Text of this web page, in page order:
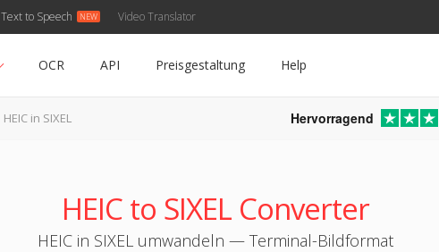
Text to Speech Video Translator
OCR API Preisgestaltung Help
HEIC in SIXEL Hervorragend
HEIC to SIXEL Converter
HEIC in SIXEL umwandeln — Terminal-Bildformat